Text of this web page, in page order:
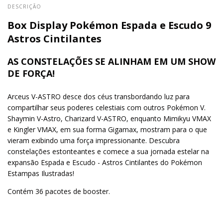
DESCRIÇÃO
Box Display Pokémon Espada e Escudo 9
Astros Cintilantes
AS CONSTELAÇÕES SE ALINHAM EM UM SHOW
DE FORÇA!
Arceus V-ASTRO desce dos céus transbordando luz para
compartilhar seus poderes celestiais com outros Pokémon V.
Shaymin V-Astro, Charizard V-ASTRO, enquanto Mimikyu VMAX
e Kingler VMAX, em sua forma Gigamax, mostram para o que
vieram exibindo uma força impressionante. Descubra
constelações estonteantes e comece a sua jornada estelar na
expansão Espada e Escudo - Astros Cintilantes do Pokémon
Estampas Ilustradas!
Contém 36 pacotes de booster.